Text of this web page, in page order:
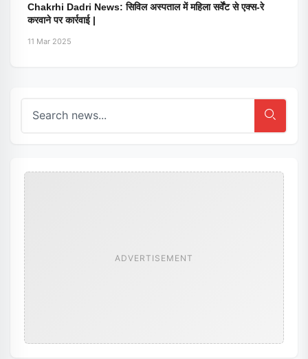
Chakrhi Dadri News: सिविल अस्पताल में महिला सर्वेंट से एक्स-रे
करवाने पर कार्रवाई |
11 Mar 2025
ADVERTISEMENT